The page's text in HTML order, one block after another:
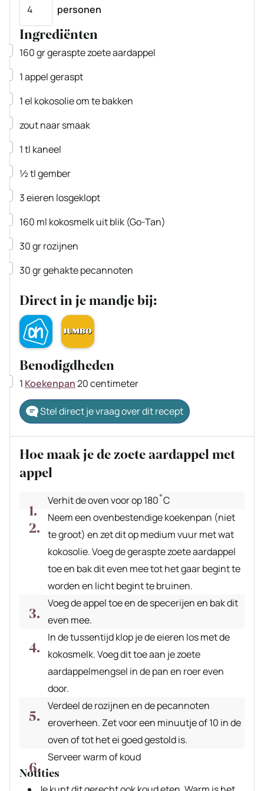
personen
Ingrediënten
▢
160grgeraspte zoete aardappel
▢
1appelgeraspt
▢
1el kokosolie om te bakken
▢
zout naar smaak
▢
1tl kaneel
▢
½tlgember
▢
3eieren losgeklopt
▢
160 ml kokosmelkuit blik (Go-Tan)
▢
30grrozijnen
▢
30grgehakte pecannoten
Direct in je mandje bij:
Benodigdheden
▢
1 Koekenpan20 centimeter
Stel direct je vraag over dit recept
Hoe maak je de zoete aardappel met
appel
Verhit de oven voor op 180˚C
Neem een ovenbestendige koekenpan (niet
te groot) en zet dit op medium vuur met wat
kokosolie. Voeg de geraspte zoete aardappel
toe en bak dit even mee tot het gaar begint te
worden en licht begint te bruinen.
Voeg de appel toe en de specerijen en bak dit
even mee.
In de tussentijd klop je de eieren los met de
kokosmelk. Voeg dit toe aan je zoete
aardappelmengsel in de pan en roer even
door.
Verdeel de rozijnen en de pecannoten
eroverheen. Zet voor een minuutje of 10 in de
oven of tot het ei goed gestold is.
Serveer warm of koud
Notities